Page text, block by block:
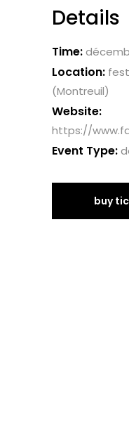
Details
Time:
Location:
(Montreuil)
Website:
https://
Event Type:
buy